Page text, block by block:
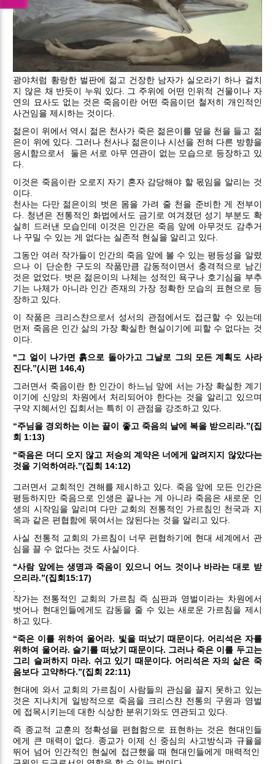
광야처럼 황랑한 벌판에 젊고 건장한 남자가 실오라기 하나 걸치
지 않은 채 반듯이 누워 있다. 그 주위에 어떤 인위적 건물이나 자
연의 묘사도 없는 것은 죽음이란 어떤 죽음이던 철저히 개인적인
사건임을 제시하는 것이다.
젊은이 위에서 역시 젊은 천사가 죽은 젊은이를 덮을 천을 들고 젊
은이 위에 있다. 그러나 천사나 젊은이나 시선을 전혀 다른 방향을
응시함으로서
둘은 서로 아무 연관이 없는 모습으로 등장하고 있
다.
이것은 죽음이란 오로지 자기 혼자 감당해야 할 몫임을 알리는 것
이다.
천사는 다만 젊은이의 벗은 몸을 가려 줄 천을 준비한 게 전부이
다. 청년은 전통적인 화법에서도 금기로 여겨졌던 성기 부분도 확
실히 드러낸 모습인데 이것은 인간은 죽음 앞에 아무것도 감추거
나 꾸밀 수 있는 게 없다는 실존적 현실을 알리고 있다.
그동안 여러 작가들이 인간의 죽음 앞에 볼 수 있는 평등성을 알렸
으나 이 단순한 구도의 작품만큼 감동적이면서 충격적으로 남긴
것은 없었다. 벗은 젊은이의 나체는 성적인 욕구나 호기심을 부추
기는 나체가 아니라 인간 존재의 가장 정확한 모습의 표현으로 등
장하고 있다.
이 작품은 크리스챤으로서 성서의 관점에서도 접근할 수 있는데
먼저 죽음은 인간 삶의 가장 확실한 현실이기에 피할 수 없다는 것
이다.
“그 얼이 나가면 흙으로 돌아가고 그날로 그의 모든 계획도 사라
진다.”(시편 146,4)
그러면서 죽음이란 한 인간이 하느님 앞에 서는 가장 확실한 계기
이기에 신앙의 차원에서 처리되어야 한다는 것을 알리고 있으며
구약 지혜서인 집회서는 특히 이 관점을 강조하고 있다.
“주님을 경외하는 이는 끝이 좋고 죽음의 날에 복을 받으리라.”(집
회 1:13)
“죽음은 더디 오지 않고 저승의 계약은 너에게 알려지지 않았다는
것을 기억하여라.”(집회 14:12)
그러면서 교회적인 견해를 제시하고 있다. 죽음 앞에 모든 인간은
평등하지만 죽음으로 인생은 끝나는 게 아니라 죽음은 새로운 인
생의 시작임을 알리며 다만 교회의 전통적인 가르침인 천국과 지
옥과 같은 편협함에 묶여서는 않된다는 것을 알리고 있다.
사실 전통적 교회의 가르침이 너무 편협하기에 현대 세계에서 관
심을 끌 수 없다는 것도 사실이다.
“사람 앞에는 생명과 죽음이 있으니 어느 것이나 바라는 대로 받
으리라.”(집회15:17)
작가는 전통적인 교회의 가르침 즉 심판과 영벌이라는 차원에서
벗어나 현대인들에게도 감동을 줄 수 있는 새로운 가르침을 제시
하고 있다.
“죽은 이를 위하여 울어라. 빛을 떠났기 때문이다. 어리석은 자를
위하여 울어라. 슬기를 떠났기 때문이다. 그러나 죽은 이를 두고는
그리 슬퍼하지 마라. 쉬고 있기 때문이다. 어리석은 자의 삶은 죽
음보다 고약하다.”(집회 22:11)
현대에 와서 교회의 가르침이 사람들의 관심을 끌지 못하고 있는
것은 지나치게 일방적으로 죽음을 크리스챤 전통의 구원과 영벌
에 접목시키는데 대한 식상한 분위기와도 연관되고 있다.
즉 종교적 교훈의 정확성을 편협함으로 표현하는 것은 현대인들
에게 큰 매력이 없다. 종교가 이제 신 중심의 사고방식과 규율을
뛰어 넘어 인간적인 현실에 접근했을 때 현대인들에게 매력적인